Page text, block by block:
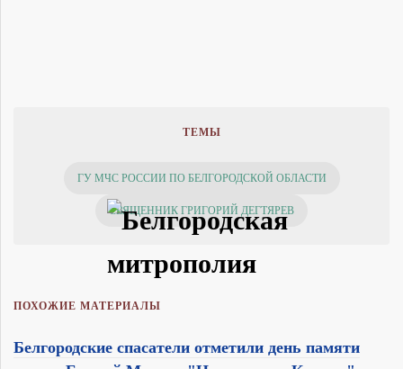
ТЕМЫ
ГУ МЧС РОССИИ ПО БЕЛГОРОДСКОЙ ОБЛАСТИ
СВЯЩЕННИК ГРИГОРИЙ ДЕГТЯРЕВ
ПОХОЖИЕ МАТЕРИАЛЫ
Белгородские спасатели отметили день памяти